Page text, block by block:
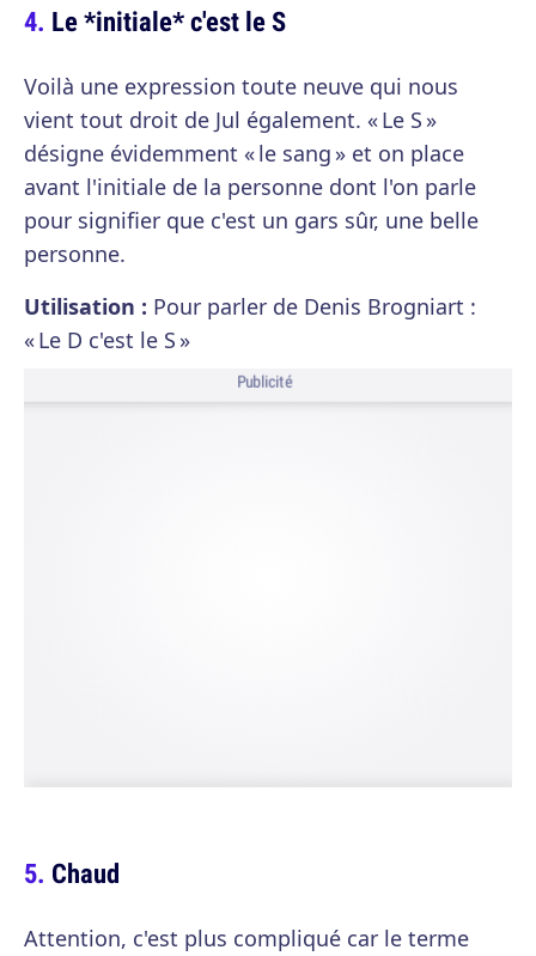
Le *initiale* c'est le S
Voilà une expression toute neuve qui nous
vient tout droit de Jul également. « Le S »
désigne évidemment « le sang » et on place
avant l'initiale de la personne dont l'on parle
pour signifier que c'est un gars sûr, une belle
personne.
Utilisation : Pour parler de Denis Brogniart :
« Le D c'est le S »
Publicité
Chaud
Attention, c'est plus compliqué car le terme